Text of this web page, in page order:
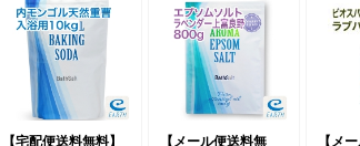
【宅配便送料無料】
【メール便送料無
【メ